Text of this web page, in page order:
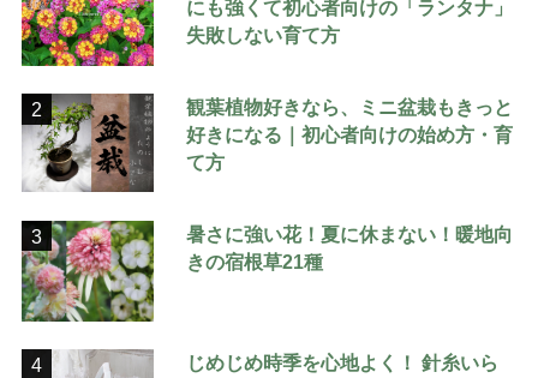
にも強くて初心者向けの「ランタナ」
失敗しない育て方
2
観葉植物好きなら、ミニ盆栽もきっと
好きになる｜初心者向けの始め方・育
て方
3
暑さに強い花！夏に休まない！暖地向
きの宿根草21種
4
じめじめ時季を心地よく！ 針糸いら